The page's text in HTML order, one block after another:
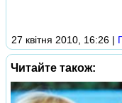
27 квітня 2010, 16:26 |
Читайте також: